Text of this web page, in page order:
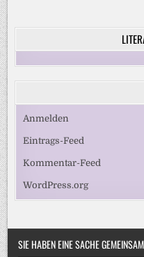
Anmelden
Eintrags-Feed
Kommentar-Feed
WordPress.org
SIE HABEN EINE SACHE GEMEINSAM